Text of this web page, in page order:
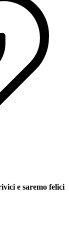
e saremo felici